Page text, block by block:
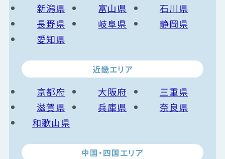
新潟県 富山県
石川県
長野県
岐阜県
静岡県
愛知県
近畿エリア
京都府 大阪府
三重県
滋賀県
兵庫県
奈良県
和歌山県
中国・四国エリア